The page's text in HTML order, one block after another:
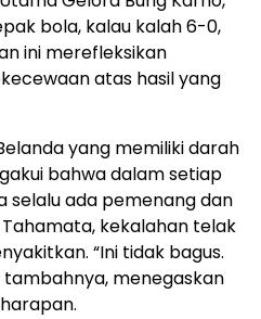
bola, kalau kalah 6-0,
ini merefleksikan
atas hasil yang
yang memiliki darah
bahwa dalam setiap
selalu ada pemenang dan
kekalahan telak
“Ini tidak bagus.
tambahnya, menegaskan